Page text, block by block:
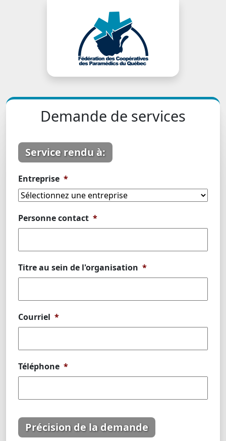
Demande de services
Service rendu à:
Entreprise *
Personne contact *
Titre au sein de l'organisation *
Courriel *
Téléphone *
Précision de la demande